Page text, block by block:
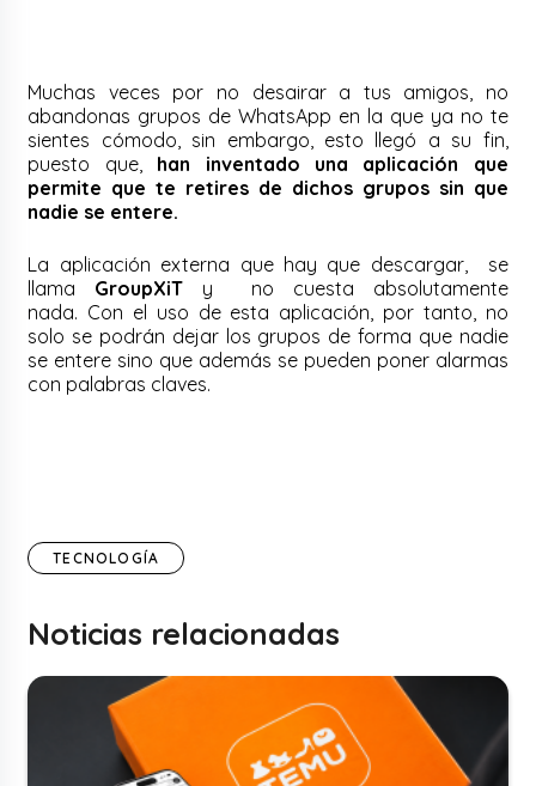
Muchas veces por no desairar a tus amigos, no
abandonas grupos de WhatsApp en la que ya no te
sientes cómodo, sin embargo, esto llegó a su fin,
puesto que, han inventado una aplicación que
permite que te retires de dichos grupos sin que
nadie se entere.
La aplicación externa que hay que descargar, se
llama GroupXiT y no cuesta absolutamente
nada. Con el uso de esta aplicación, por tanto, no
solo se podrán dejar los grupos de forma que nadie
se entere sino que además se pueden poner alarmas
con palabras claves.
TECNOLOGÍA
Noticias relacionadas